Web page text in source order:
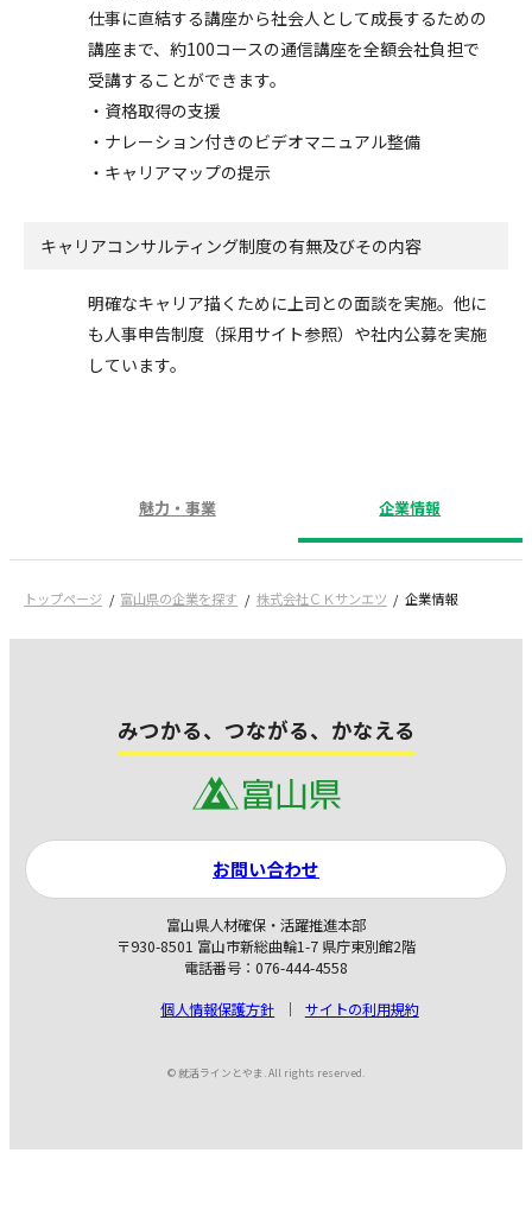
仕事に直結する講座から社会人として成長するための
講座まで、約100コースの通信講座を全額会社負担で
受講することができます。
・資格取得の支援
・ナレーション付きのビデオマニュアル整備
・キャリアマップの提示
キャリアコンサルティング制度の有無及びその内容
明確なキャリア描くために上司との面談を実施。他に
も人事申告制度（採用サイト参照）や社内公募を実施
しています。
魅力・事業 企業情報
トップページ 富山県の企業を探す 株式会社ＣＫサンエツ 企業情報
みつかる、つながる、かなえる
富山県人材確保・活躍推進本部
〒930-8501 富山市新総曲輪1-7 県庁東別館2階
電話番号：076-444-4558
個人情報保護方針
サイトの利用規約
お問い合わせ
© 就活ラインとやま. All rights reserved.